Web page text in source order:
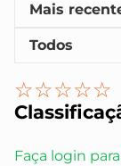
☆☆☆☆☆
Faça login
Mais
Todos